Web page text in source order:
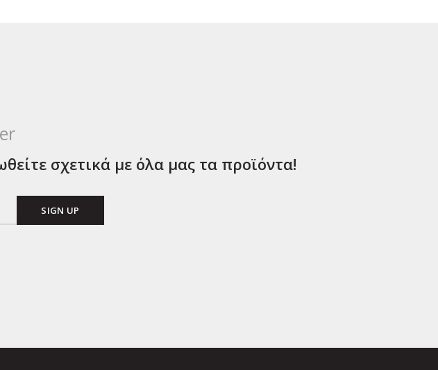
σχετικά με όλα μας τα προϊόντα!